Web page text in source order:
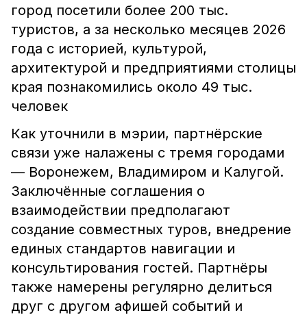
город посетили более 200 тыс.
туристов, а за несколько месяцев 2026
года с историей, культурой,
архитектурой и предприятиями столицы
края познакомились около 49 тыс.
человек
Как уточнили в мэрии, партнёрские
связи уже налажены с тремя городами
— Воронежем, Владимиром и Калугой.
Заключённые соглашения о
взаимодействии предполагают
создание совместных туров, внедрение
единых стандартов навигации и
консультирования гостей. Партнёры
также намерены регулярно делиться
друг с другом афишей событий и